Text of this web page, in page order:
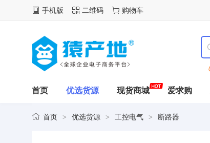
手机版 二维码 购物车
首页 优选货源 现货商城 爱求购
首页 > 优选货源 > 工控电气 > 断路器